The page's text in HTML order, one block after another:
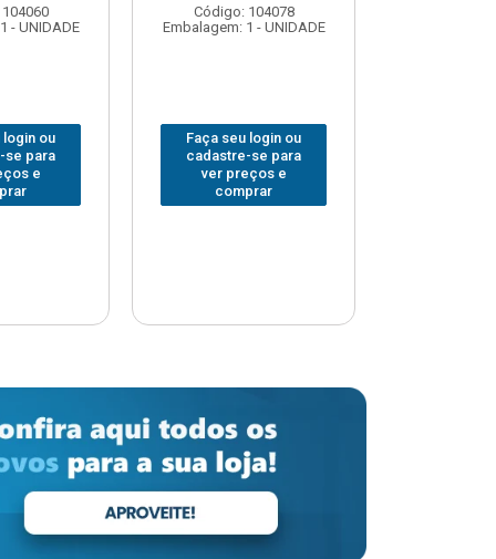
- UNIDADE
login ou
se para
e
Código: 104086
Embalagem: 1 - UNIDADE
Faça seu login ou
cadastre-se para
ver preços e
comprar